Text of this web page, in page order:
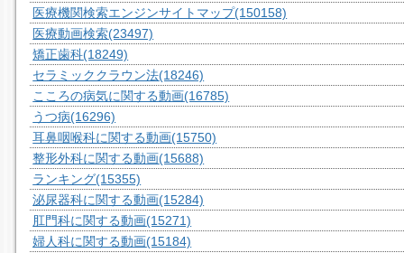
医療機関検索エンジンサイトマップ(150158)
医療動画検索(23497)
矯正歯科(18249)
セラミッククラウン法(18246)
こころの病気に関する動画(16785)
うつ病(16296)
耳鼻咽喉科に関する動画(15750)
整形外科に関する動画(15688)
ランキング(15355)
泌尿器科に関する動画(15284)
肛門科に関する動画(15271)
婦人科に関する動画(15184)